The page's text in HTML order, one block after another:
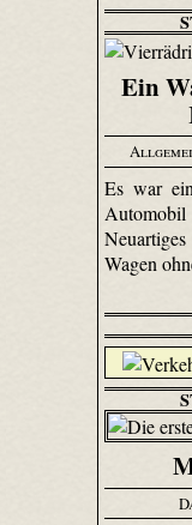
Ein
Es war
Wagen